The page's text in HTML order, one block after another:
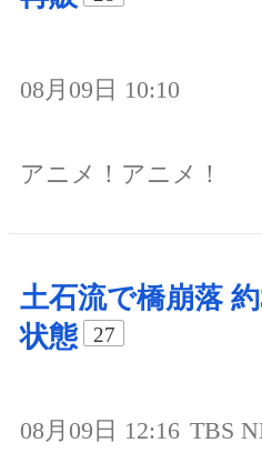
08月09日 10:10
アニメ！アニメ！
土石流で橋崩落
状態
27
08月09日 12:16 TBS